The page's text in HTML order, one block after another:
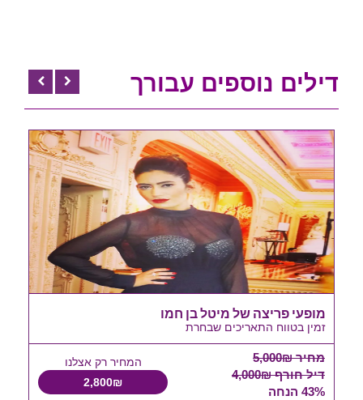
דילים נוספים עבורך
מופעי פריצה של מיטל בן חמו
זמין בטווח התאריכים שבחרת
מחיר 5,000₪
דיל חורף 4,000₪
43% הנחה
המחיר רק אצלנו
2,800₪